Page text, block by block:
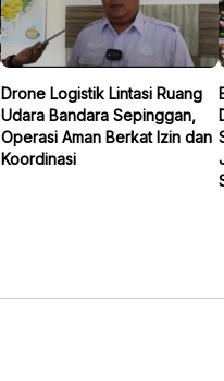
Drone Logistik Lintasi Ruang
Udara Bandara Sepinggan,
Operasi Aman Berkat Izin dan
Koordinasi